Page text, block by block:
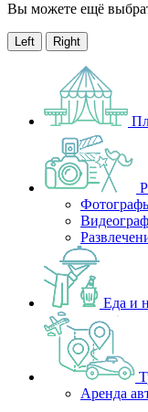
Вы можете ещё
Left Right
Еда и
Аренда